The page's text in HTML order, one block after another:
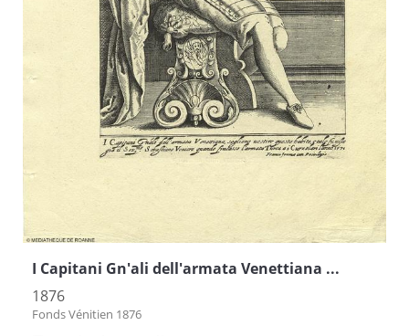
I Capitani Gn'ali dell'armata Venettiana ...
1876
Fonds Vénitien 1876